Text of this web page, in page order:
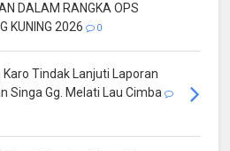
DALAM RANGKA OPS
KUNING 2026
0
Tindak Lanjuti Laporan
Singa Gg. Melati Lau Cimba